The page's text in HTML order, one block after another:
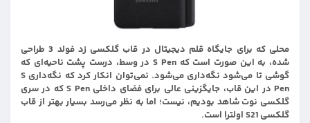
محلی که برای جایگاه قلم دیجیتال در قاب گلکسی زد فولد 3 طراحی
شده، به این صورت است که S Pen در وسط، درست پشت ناحیه‌ای که
گوشی تا می‌شود نگه‌داری می‌شود. نمی‌توان انکار کرد که نگه‌داری S
Pen در این قاب، جایگزینی عالی برای فضای داخلی S Pen که در سری
گلکسی نوت شاهد بودیم، نیست؛ اما به نظر می‌رسد بسیار بهتر از قاب
گلکسی S21 اولترا است.